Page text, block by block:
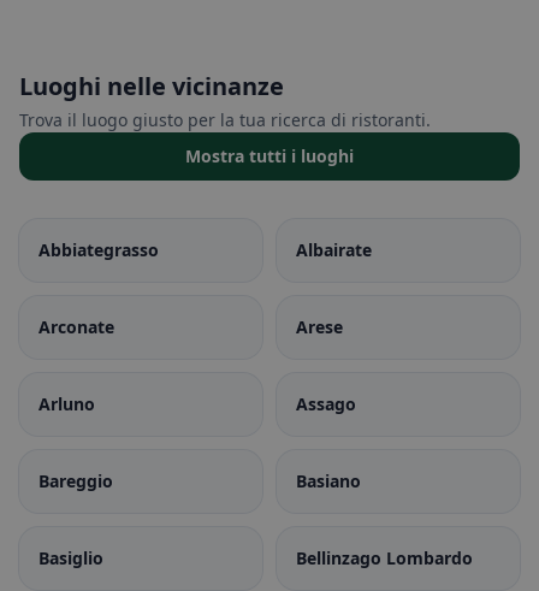
Luoghi nelle vicinanze
Trova il luogo giusto per la tua ricerca di ristoranti.
Mostra tutti i luoghi
Abbiategrasso Albairate
Arconate Arese
Arluno Assago
Bareggio Basiano
Basiglio Bellinzago Lombardo